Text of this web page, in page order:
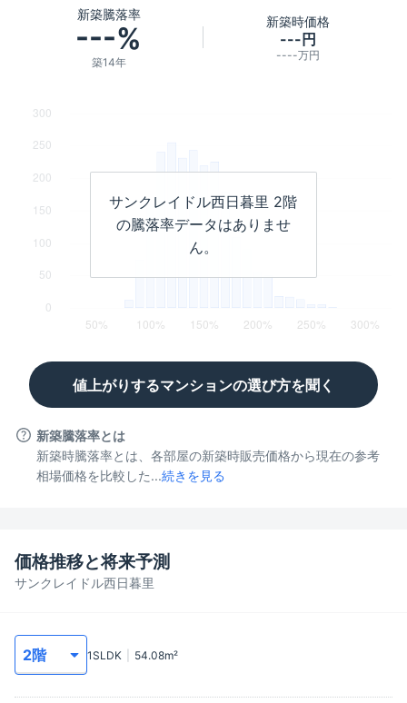
新築騰落率
---%
築14年
新築時価格
---円
----万円
サンクレイドル西日暮里 2階
の騰落率データはありませ
ん。
値上がりするマンションの選び方を聞く
新築騰落率とは
新築時騰落率とは、各部屋の新築時販売価格から現在の参考
相場価格を比較した...続きを見る
サンクレイドル西日暮里
価格推移と将来予測
1SLDK 54.08m²